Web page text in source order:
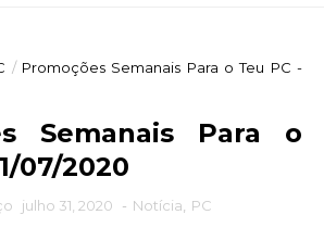
/ Promoções Semanais Para o Teu PC -
Semanais Para o
07/2020
julho 31, 2020 - Notícia PC